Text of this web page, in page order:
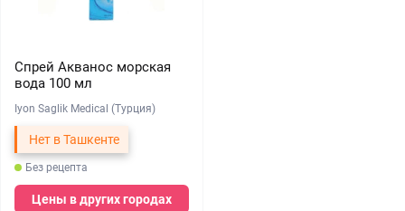
Спрей Акванос морская
вода 100 мл
Iyon Saglik Medical (Турция)
Нет в Ташкенте
Без рецепта
Цены в других городах